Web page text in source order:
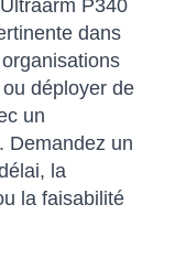
P340
dans
déployer de
un
Demandez un
la
la faisabilité